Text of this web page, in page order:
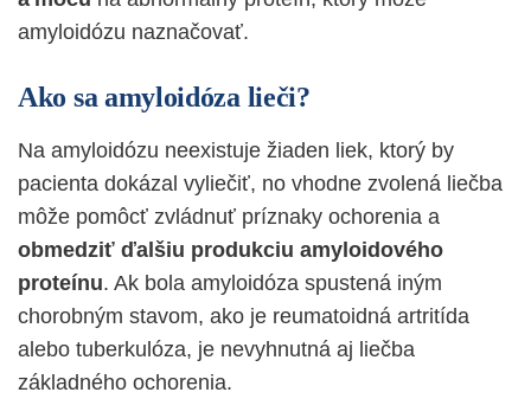
amyloidózu naznačovať.
Ako sa amyloidóza lieči?
Na amyloidózu neexistuje žiaden liek, ktorý by
pacienta dokázal vyliečiť, no vhodne zvolená liečba
môže pomôcť zvládnuť príznaky ochorenia a
obmedziť ďalšiu produkciu amyloidového
proteínu. Ak bola amyloidóza spustená iným
chorobným stavom, ako je reumatoidná artritída
alebo tuberkulóza, je nevyhnutná aj liečba
základného ochorenia.